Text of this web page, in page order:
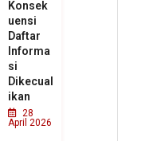
Konsek
uensi
Daftar
Informa
si
Dikecual
ikan
28
April 2026